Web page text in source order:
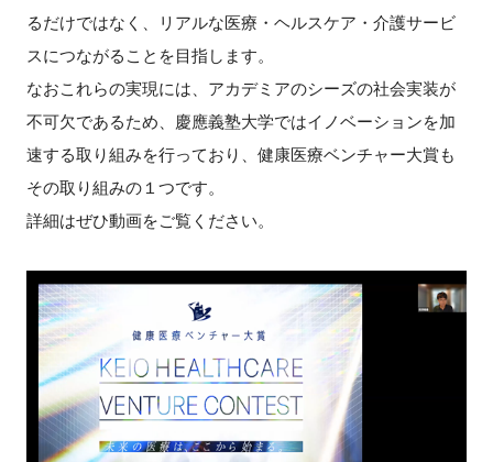
るだけではなく、リアルな医療・ヘルスケア・介護サービ
スにつながることを目指します。
なおこれらの実現には、アカデミアのシーズの社会実装が
不可欠であるため、慶應義塾大学ではイノベーションを加
速する取り組みを行っており、健康医療ベンチャー大賞も
その取り組みの１つです。
詳細はぜひ動画をご覧ください。